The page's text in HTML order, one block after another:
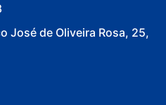
José de Oliveira Rosa, 25,